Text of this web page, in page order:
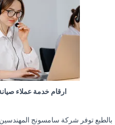
ارقام خدمة عملاء
بالطبع توفر شركة سامسونج